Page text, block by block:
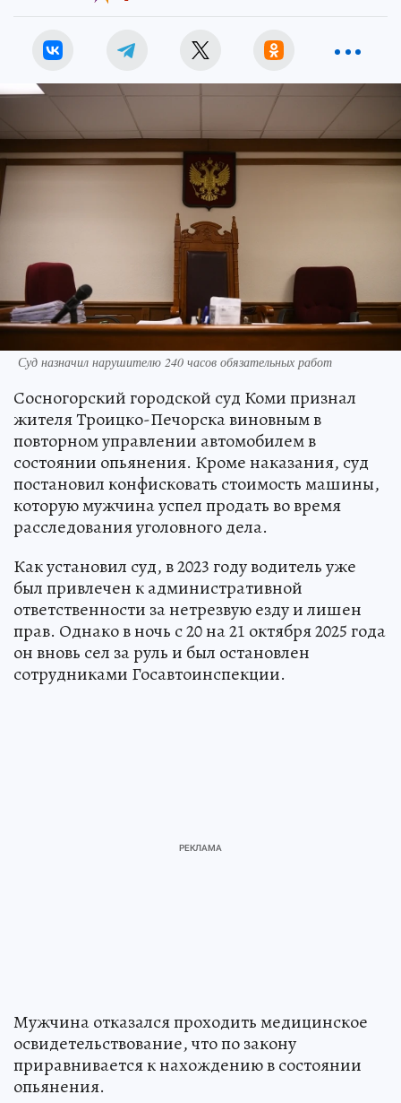
Суд назначил нарушителю 240 часов обязательных работ
Сосногорский городской суд Коми признал
жителя Троицко-Печорска виновным в
повторном управлении автомобилем в
состоянии опьянения. Кроме наказания, суд
постановил конфисковать стоимость машины,
которую мужчина успел продать во время
расследования уголовного дела.
Как установил суд, в 2023 году водитель уже
был привлечен к административной
ответственности за нетрезвую езду и лишен
прав. Однако в ночь с 20 на 21 октября 2025 года
он вновь сел за руль и был остановлен
сотрудниками Госавтоинспекции.
Мужчина отказался проходить медицинское
освидетельствование, что по закону
приравнивается к нахождению в состоянии
опьянения.